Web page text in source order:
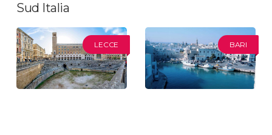
Sud Italia
LECCE BARI